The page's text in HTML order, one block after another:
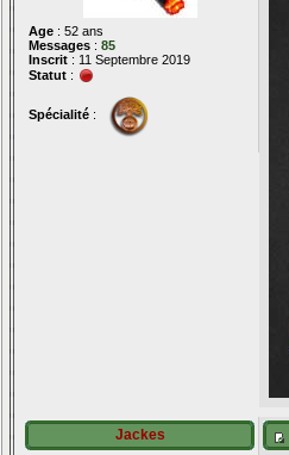
Age : 52 ans
Messages : 85
Inscrit : 11 Septembre 2019
Statut :
Spécialité :
Jackes